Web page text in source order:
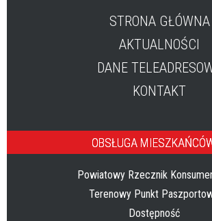
STRONA GŁÓWNA
AKTUALNOŚCI
DANE
KONTAKT
OBSŁUGA
Powiatowy Rzecznik
Terenowy Punkt
Dostępność